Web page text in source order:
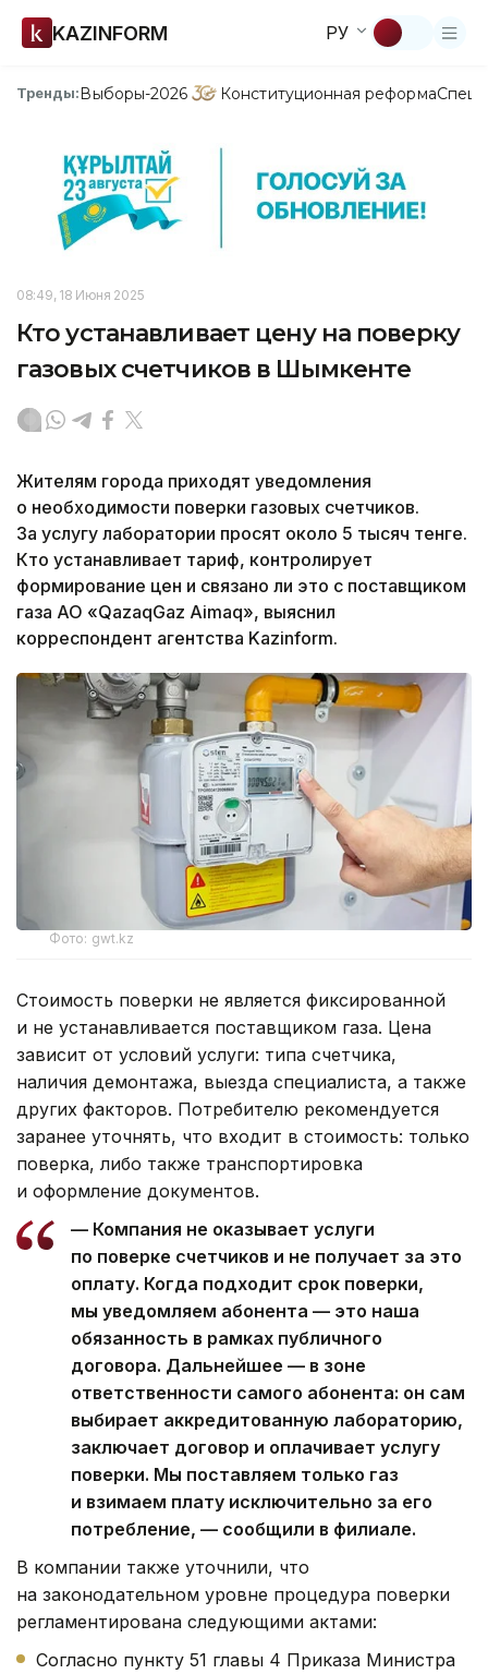
KAZINFORM РУ
Тренды:Выборы-2026 Конституционная реформа
08:49, 18 Июня 2025
Кто устанавливает цену на поверку
газовых счетчиков в Шымкенте
Жителям города приходят уведомления
о необходимости поверки газовых счетчиков.
За услугу лаборатории просят около 5 тысяч тенге.
Кто устанавливает тариф, контролирует
формирование цен и связано ли это с поставщиком
газа АО «QazaqGaz Aimaq», выяснил
корреспондент агентства Kazinform.
Фото: gwt.kz
Стоимость поверки не является фиксированной
и не устанавливается поставщиком газа. Цена
зависит от условий услуги: типа счетчика,
наличия демонтажа, выезда специалиста, а также
других факторов. Потребителю рекомендуется
заранее уточнять, что входит в стоимость: только
поверка, либо также транспортировка
и оформление документов.
— Компания не оказывает услуги
по поверке счетчиков и не получает за это
оплату. Когда подходит срок поверки,
мы уведомляем абонента — это наша
обязанность в рамках публичного
договора. Дальнейшее — в зоне
ответственности самого абонента: он сам
выбирает аккредитованную лабораторию,
заключает договор и оплачивает услугу
поверки. Мы поставляем только газ
и взимаем плату исключительно за его
потребление, — сообщили в филиале.
В компании также уточнили, что
на законодательном уровне процедура поверки
регламентирована следующими актами:
Согласно пункту 51 главы 4 Приказа Министра